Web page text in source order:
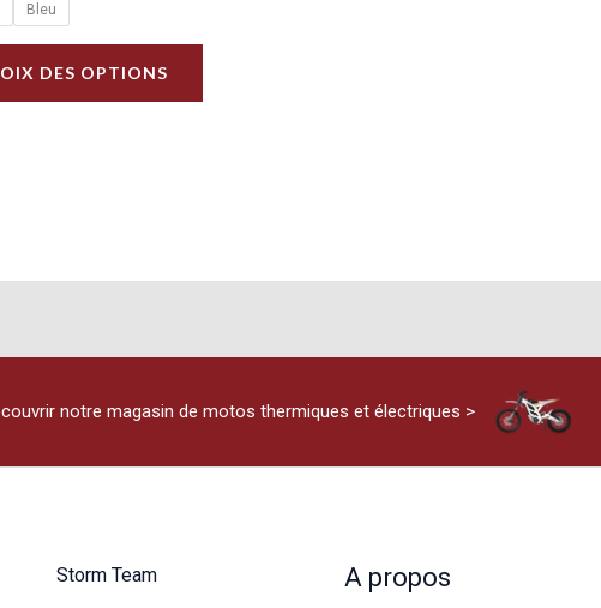
Bleu
DES OPTIONS
page
notre magasin de motos thermiques et électriques >
Storm Team A propos